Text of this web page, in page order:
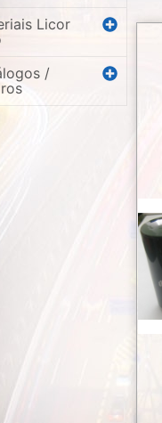
Licor
/